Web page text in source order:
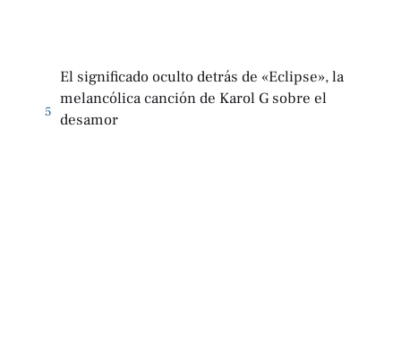
5
El significado oculto detrás de «Eclipse», la
melancólica canción de Karol G sobre el
desamor